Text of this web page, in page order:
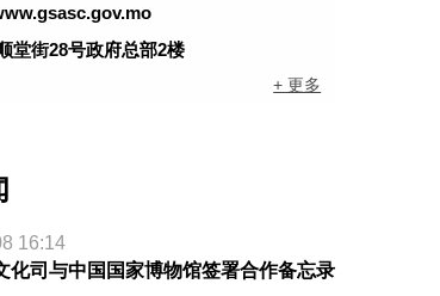
堂街28号政府总部2楼
+ 更多
16:14
化司与中国国家博物馆签署合作备忘录